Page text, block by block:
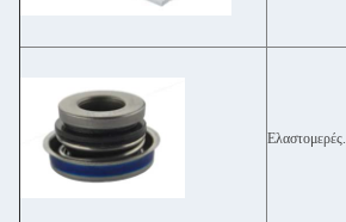
Ελαστομερές.